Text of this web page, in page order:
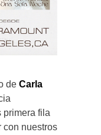
de Carla
primera fila
con nuestros